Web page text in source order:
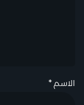
الاسم *